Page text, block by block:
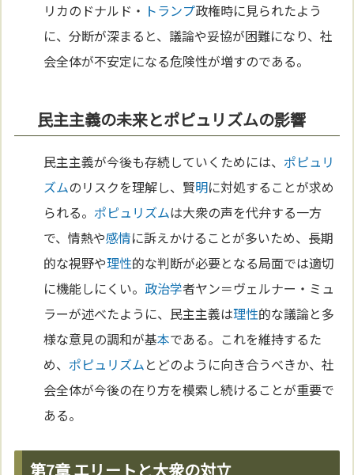
リカのドナルド・ トランプ政権時に見られたよう
に、分断が深まると、議論や妥協が困難になり、社
会全体が不安定になる危険性が増すのである。
民主主義の未来とポピュリズムの影響
民主主義が今後も存続していくためには、 ポピュリ
ズムのリスクを理解し、賢明に対処することが求め
られる。 ポピュリズムは大衆の声を代弁する一方
で、情熱や感情に訴えかけることが多いため、長期
的な視野や理性的な判断が必要となる局面では適切
に機能しにくい。 政治学者ヤン＝ヴェルナー・ミュ
ラーが述べたように、民主主義は理性的な議論と多
様な意見の調和が基本である。これを維持するた
め、 ポピュリズムとどのように向き合うべきか、社
会全体が今後の在り方を模索し続けることが重要で
ある。
第7章 エリートと大衆の対立